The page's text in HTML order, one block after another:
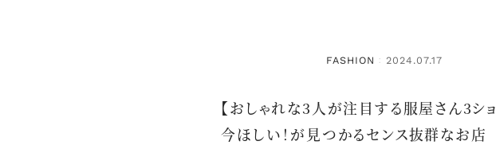
FASHION ： 2024.07.17
【おしゃれな3人が注目する服屋さん3ショ
今ほしい！が見つかるセンス抜群なお店